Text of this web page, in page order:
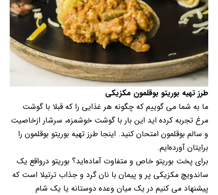
طرز تهیه بوریتو بوقلمون مکزیکی
ما به شما می گوییم که چگونه هر غذایی را که قبلا با گوشت
مرغ تجربه کرده اید این بار با گوشت خوشمزه، سرشار ازخاصیت
و سالم بوقلمون امتحان کنید. اینجا طرز تهیه بوریتو بوقلمون را
برایتان آورده‌ایم.
برای پخت بوریتو خاص و متفاوت آماده‌اید؟ بوریتو درواقع یک
ساندویچ مکزیکی پر و پیمان با نان گرد و جذاب ترتیلا است که
پیشنهاد می کنیم در یک میان وعده دوستانه یا یک شام